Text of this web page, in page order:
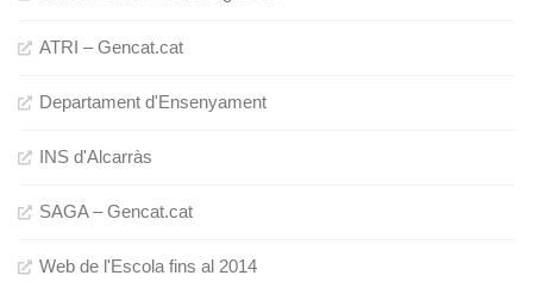
ATRI – Gencat.cat
Departament d'Ensenyament
INS d'Alcarràs
SAGA – Gencat.cat
Web de l'Escola fins al 2014